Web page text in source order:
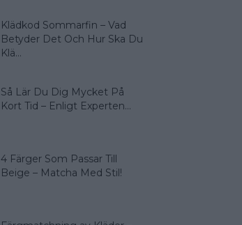
Klädkod Sommarfin – Vad
Betyder Det Och Hur Ska Du
Klä...
Så Lär Du Dig Mycket På
Kort Tid – Enligt Experten...
4 Färger Som Passar Till
Beige – Matcha Med Stil!